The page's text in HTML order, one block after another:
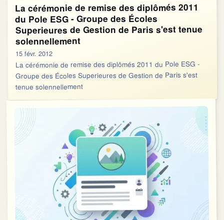
La cérémonie de remise des diplômés 2011
du Pole ESG - Groupe des Écoles
Superieures de Gestion de Paris s'est tenue
solennellement
15 févr. 2012
La cérémonie de remise des diplômés 2011 du Pole ESG -
Groupe des Écoles Superieures de Gestion de Paris s'est
tenue solennellement